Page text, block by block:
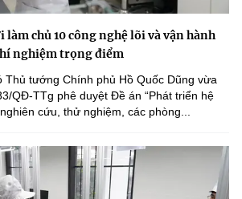
chủ 10 công nghệ lõi và vận hành
nghiệm trọng điểm
Thủ tướng Chính phủ Hồ Quốc Dũng vừa
QĐ-TTg phê duyệt Đề án “Phát triển hệ
cứu, thử nghiệm, các phòng...